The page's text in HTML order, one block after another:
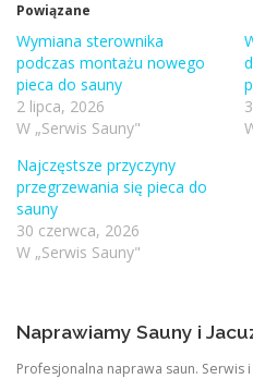
Powiązane
Wymiana sterownika
podczas montażu nowego
pieca do sauny
2 lipca, 2026
W „Serwis Sauny"
Najczęstsze przyczyny
przegrzewania się pieca do
sauny
30 czerwca, 2026
W „Serwis Sauny"
Naprawiamy Sauny i
Profesjonalna naprawa saun. Serwis